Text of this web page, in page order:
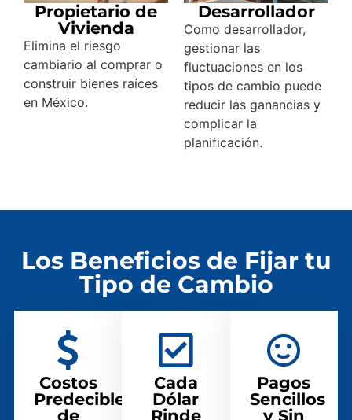
Propietario de
Vivienda
Elimina el riesgo
cambiario al comprar o
construir bienes raíces
en México.
Desarrollador
Como desarrollador,
gestionar las
fluctuaciones en los
tipos de cambio puede
reducir las ganancias y
complicar la
planificación.
Los Beneficios de Fijar tu
Tipo de Cambio
Costos
Predecibles
de
Cada
Dólar
Rinde
Pagos
Sencillos
y Sin